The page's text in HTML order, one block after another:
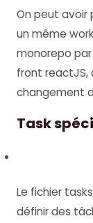
On peut avoir
un même
monorepo par
front reactJS,
changement
Task
Le fichier
définir des